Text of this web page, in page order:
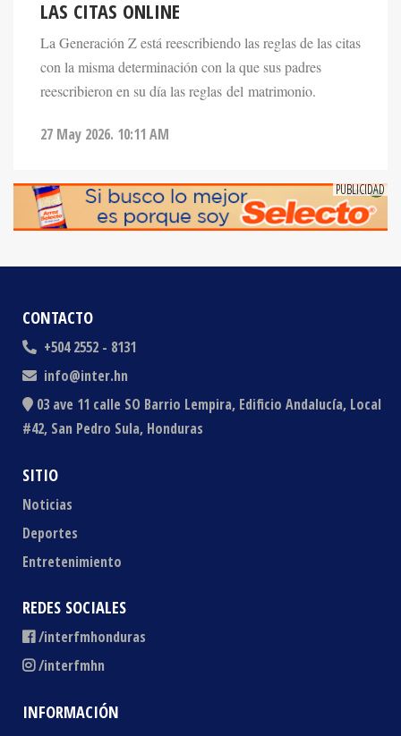
La Generación Z está reescribiendo las reglas de las citas
con la misma determinación con la que sus padres
reescribieron en su día las reglas del matrimonio.
CONTACTO
+504 2552 - 8131
info@inter.hn
03 ave 11 calle SO Barrio Lempira, Edificio Andalucía, Local
#42, San Pedro Sula, Honduras
SITIO
Noticias
Deportes
Entretenimiento
REDES SOCIALES
/interfmhonduras
/interfmhn
INFORMACIÓN